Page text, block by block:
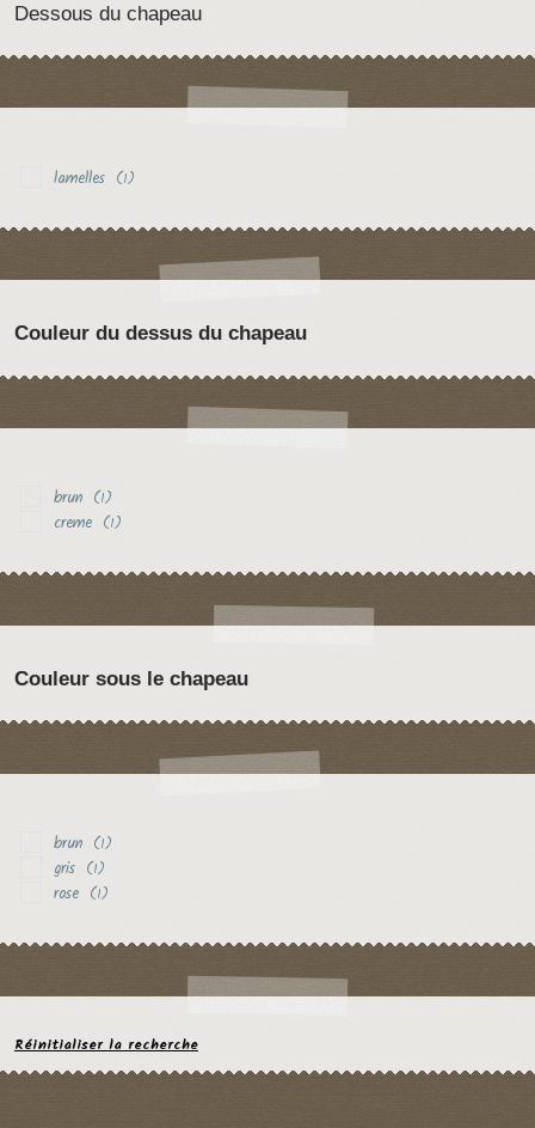
Dessous du chapeau
lamelles (1)
Couleur du dessus du chapeau
brun (1)
creme (1)
Couleur sous le chapeau
brun (1)
gris (1)
rose (1)
Réinitialiser la recherche